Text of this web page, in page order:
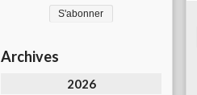
Archives
2026